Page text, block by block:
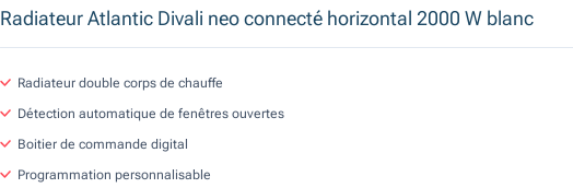
Radiateur Atlantic Divali neo connecté horizontal 2000 W blanc
Radiateur double corps de chauffe
Détection automatique de fenêtres ouvertes
Boitier de commande digital
Programmation personnalisable